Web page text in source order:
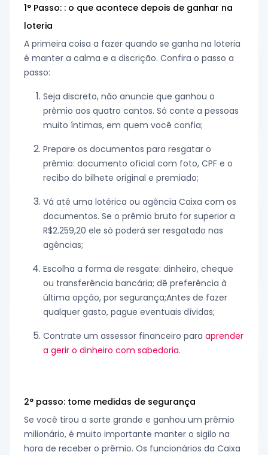
1° Passo: : o que acontece depois de ganhar na
loteria
A primeira coisa a fazer quando se ganha na loteria
é manter a calma e a discrição. Confira o passo a
passo:
Seja discreto, não anuncie que ganhou o
prêmio aos quatro cantos. Só conte a pessoas
muito íntimas, em quem você confia;
Prepare os documentos para resgatar o
prêmio: documento oficial com foto, CPF e o
recibo do bilhete original e premiado;
Vá até uma lotérica ou agência Caixa com os
documentos. Se o prêmio bruto for superior a
R$2.259,20 ele só poderá ser resgatado nas
agências;
Escolha a forma de resgate: dinheiro, cheque
ou transferência bancária; dê preferência à
última opção, por segurança;Antes de fazer
qualquer gasto, pague eventuais dívidas;
Contrate um assessor financeiro para aprender
a gerir o dinheiro com sabedoria.
2° passo: tome medidas de segurança
Se você tirou a sorte grande e ganhou um prêmio
milionário, é muito importante manter o sigilo na
hora de receber o prêmio. Os funcionários da Caixa